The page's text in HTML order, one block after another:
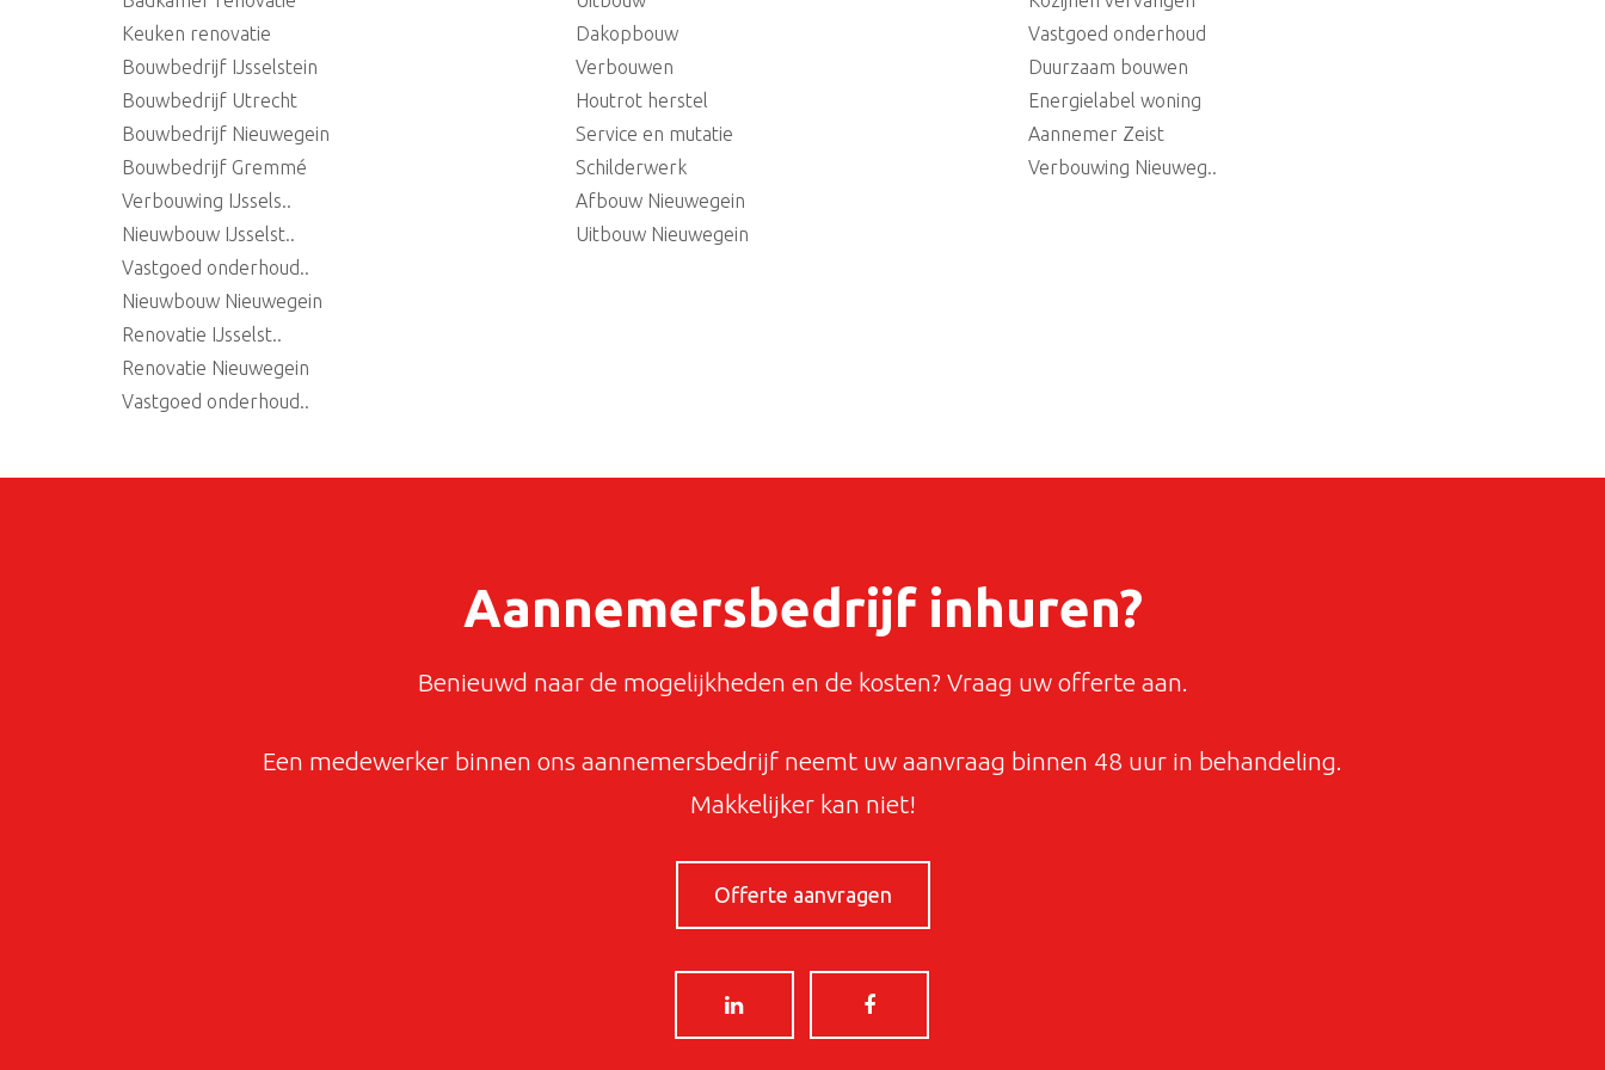
Keuken renovatie
Bouwbedrijf IJsselstein
Bouwbedrijf Utrecht
Bouwbedrijf Nieuwegein
Bouwbedrijf Gremmé
Dakopbouw
Verbouwen
Houtrot herstel
Service en mutatie
Schilderwerk
Vastgoed onderhoud
Duurzaam bouwen
Energielabel woning
Aannemer Zeist
Verbouwing Nieuweg..
Verbouwing IJssels..
Nieuwbouw IJsselst..
Vastgoed onderhoud..
Nieuwbouw Nieuwegein
Renovatie IJsselst..
Renovatie Nieuwegein
Vastgoed onderhoud..
Afbouw Nieuwegein
Uitbouw Nieuwegein
Aannemersbedrijf inhuren?
Benieuwd naar de mogelijkheden en de kosten? Vraag uw offerte aan.
Een medewerker binnen ons aannemersbedrijf neemt uw aanvraag binnen 48 uur in behandeling.
Makkelijker kan niet!
Offerte aanvragen